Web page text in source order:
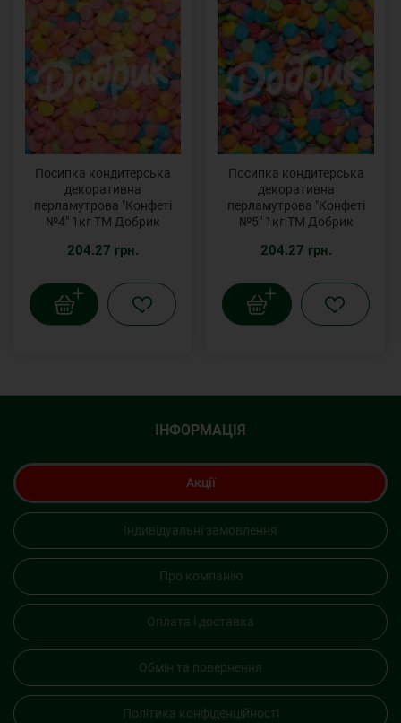
Посипка кондитерська
декоративна
перламутрова "Конфеті
№4" 1кг ТМ Добрик
204.27 грн.
Посипка кондитерська
декоративна
перламутрова "Конфеті
№5" 1кг ТМ Добрик
204.27 грн.
ІНФОРМАЦІЯ
Акції
Індивідуальні замовлення
Про компанію
Оплата і доставка
Обмін та повернення
Політика конфіденційності